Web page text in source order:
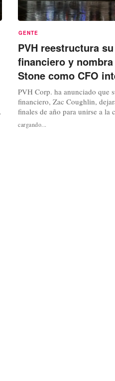
GENTE
PVH reestructura
financiero y
Stone como CFO
PVH Corp. ha anunciado que
financiero, Zac Coughlin,
finales de año para unirse a la
entretenimiento de audio Sirius
obstante, permanecerá en su
cargando...